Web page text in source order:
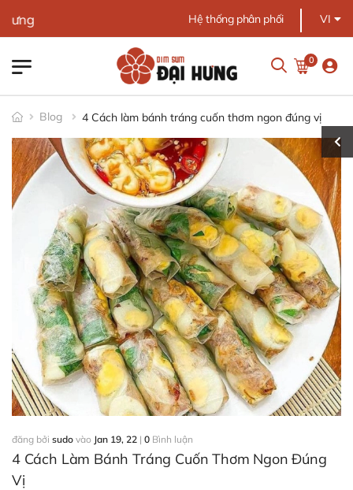
Chào mừng bạn
Hệ thống phân phối VI
0
Blog 4 Cách làm bánh tráng cuốn thơm ngon đúng vị
đăng bởi sudo vào Jan 19, 22 | 0 Bình luận
4 Cách Làm Bánh Tráng Cuốn Thơm Ngon Đúng
Vị